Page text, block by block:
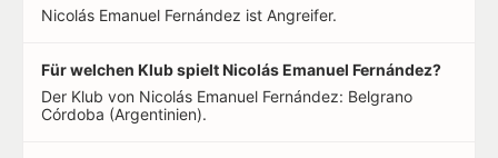
Nicolás Emanuel Fernández ist Angreifer.
Für welchen Klub spielt Nicolás Emanuel Fernández?
Der Klub von Nicolás Emanuel Fernández: Belgrano
Córdoba (Argentinien).